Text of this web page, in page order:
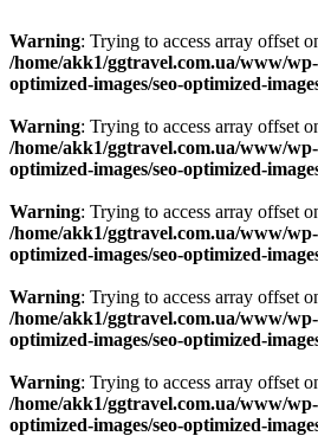
Warning: Trying to access array offset
/home/akk1/ggtravel.com.ua/www/
optimized-images/seo-optimized-
Warning: Trying to access array offset
/home/akk1/ggtravel.com.ua/www/
optimized-images/seo-optimized-
Warning: Trying to access array offset
/home/akk1/ggtravel.com.ua/www/
optimized-images/seo-optimized-
Warning: Trying to access array offset
/home/akk1/ggtravel.com.ua/www/
optimized-images/seo-optimized-
Warning: Trying to access array offset
/home/akk1/ggtravel.com.ua/www/
optimized-images/seo-optimized-